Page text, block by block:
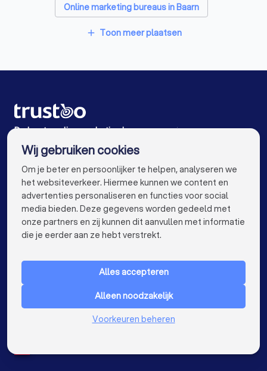
Online marketing bureaus in Baarn
Online marketing bureaus in Hilversum
Online marketing bureaus in Soest
Online marketing bureaus in Hoogland
Online marketing bureaus in Amsterdam
Online marketing bureaus in Rotterdam
Online marketing bureaus in Den Haag
Online marketing bureaus in Utrecht
Online marketing bureaus in Tilburg
Online marketing bureaus in Groningen
Online marketing bureaus in Breda
add Toon meer plaatsen
De beste online marketing bureaus voor jou
VOOR PARTICULIEREN keyboard_arrow_down
Nederland
Wij gebruiken cookies
Om je beter en persoonlijker te helpen, analyseren we
het websiteverkeer. Hiermee kunnen we content en
advertenties personaliseren en functies voor social
media bieden. Deze gegevens worden gedeeld met
onze partners en zij kunnen dit aanvullen met informatie
die je eerder aan ze hebt verstrekt.
Alles accepteren
Alleen noodzakelijk
Voorkeuren beheren